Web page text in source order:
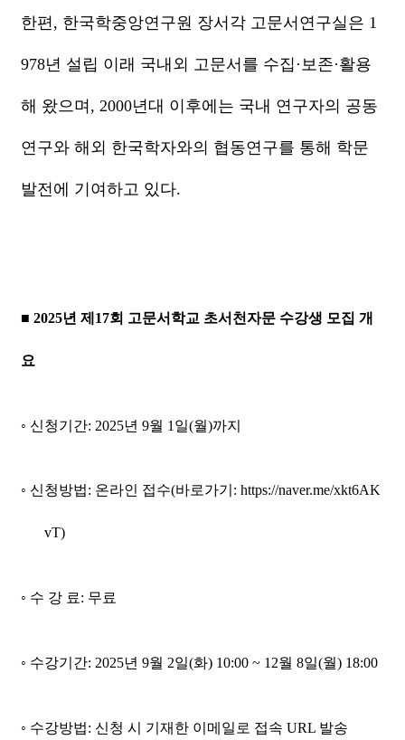
한편, 한국학중앙연구원 장서각 고문서연구실은 1
978년 설립 이래 국내외 고문서를 수집 ·보존·활용
해 왔으며 , 2000년대 이후에는 국내 연구자의 공동
연구와 해외 한국학자와의 협동연구를 통해 학문
발전에 기여하고 있다.
■ 2025년 제 17회 고문서학교 초서천자문 수강생 모집 개
요
◦ 신청기간: 2025년 9월 1 일(월)까지
◦ 신청방법: 온라인 접수(바로가기 : https://naver.me/xkt6AK
vT)
◦ 수 강 료: 무료
◦ 수강기간: 2025년 9월 2일(화) 10:00 ~ 12월 8일(월) 18:00
◦ 수강방법: 신청 시 기재한 이메일로 접속 URL 발송